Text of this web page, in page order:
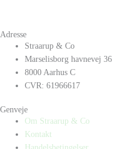
Adresse
Straarup & Co
Marselisborg havnevej 36
8000 Aarhus C
CVR: 61966617
Genveje
Om Straarup & Co
Kontakt